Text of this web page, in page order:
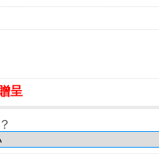
呈